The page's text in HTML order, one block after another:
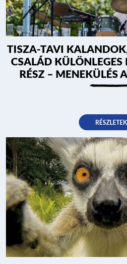
TISZA-TAVI
CSALÁD KÜLÖNLEGES
RÉSZ – MENEKÜLÉS
RÉSZLETEK